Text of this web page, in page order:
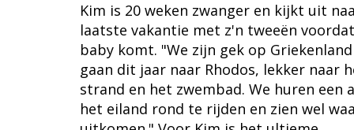
Kim is 20 weken zwanger en kijkt uit
laatste vakantie met z'n tweeën
baby komt. "We zijn gek op
gaan dit jaar naar Rhodos, lekker naar
strand en het zwembad. We huren een
het eiland rond te rijden en zien wel